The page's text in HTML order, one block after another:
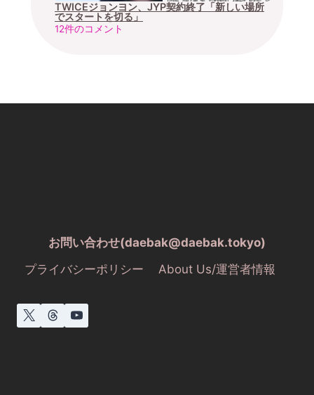
TWICEジョンヨン、JYP契約終了「新しい場所
でスタートを切る」
12件のコメント
お問い合わせ(daebak@daebak.tokyo)
プライバシーポリシー
About Us/運営者情報